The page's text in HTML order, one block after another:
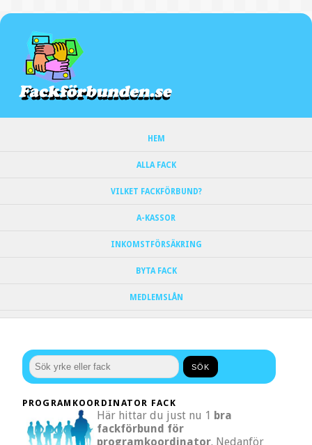
HEM
ALLA FACK
VILKET FACKFÖRBUND?
A-KASSOR
INKOMSTFÖRSÄKRING
BYTA FACK
MEDLEMSLÅN
PROGRAMKOORDINATOR FACK
Här hittar du just nu 1 bra
fackförbund för
programkoordinator. Nedanför